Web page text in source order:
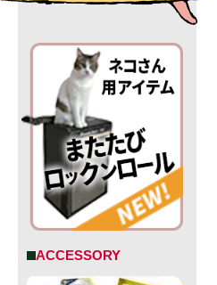
ACCESSORY